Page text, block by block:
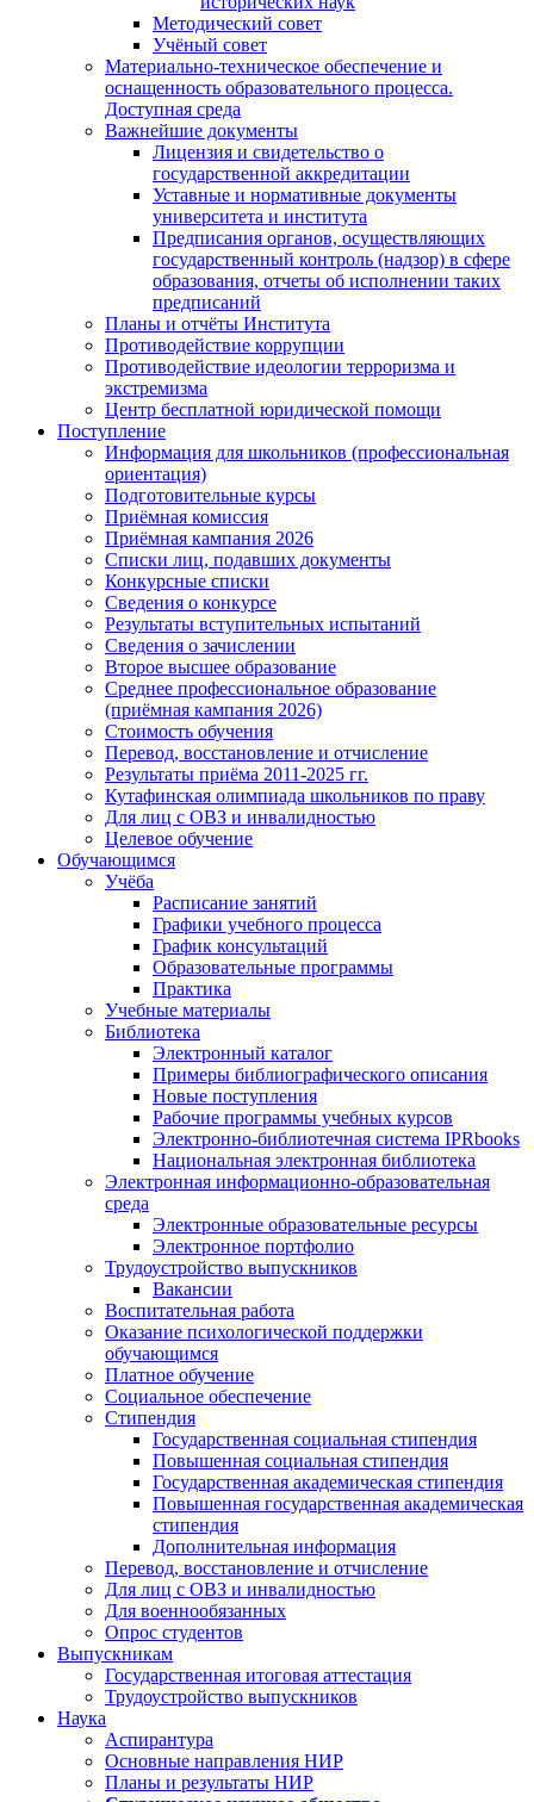
Методический совет
Учёный совет
Материально-техническое обеспечение и
оснащенность образовательного процесса.
Доступная среда
Важнейшие документы
Лицензия и свидетельство о
государственной аккредитации
Уставные и нормативные документы
университета и института
Предписания органов, осуществляющих
государственный контроль (надзор) в сфере
образования, отчеты об исполнении таких
предписаний
Планы и отчёты Института
Противодействие коррупции
Противодействие идеологии терроризма и
экстремизма
Центр бесплатной юридической помощи
Поступление
Информация для школьников (профессиональная
ориентация)
Подготовительные курсы
Приёмная комиссия
Приёмная кампания 2026
Списки лиц, подавших документы
Конкурсные списки
Сведения о конкурсе
Результаты вступительных испытаний
Сведения о зачислении
Второе высшее образование
Среднее профессиональное образование
(приёмная кампания 2026)
Стоимость обучения
Перевод, восстановление и отчисление
Результаты приёма 2011-2025 гг.
Кутафинская олимпиада школьников по праву
Для лиц с ОВЗ и инвалидностью
Целевое обучение
Обучающимся
Учёба
Расписание занятий
Графики учебного процесса
График консультаций
Образовательные программы
Практика
Учебные материалы
Библиотека
Электронный каталог
Примеры библиографического описания
Новые поступления
Рабочие программы учебных курсов
Электронно-библиотечная система IPRbooks
Национальная электронная библиотека
Электронная информационно-образовательная
среда
Электронные образовательные ресурсы
Электронное портфолио
Трудоустройство выпускников
Вакансии
Воспитательная работа
Оказание психологической поддержки
обучающимся
Платное обучение
Социальное обеспечение
Стипендия
Государственная социальная стипендия
Повышенная социальная стипендия
Государственная академическая стипендия
Повышенная государственная академическая
стипендия
Дополнительная информация
Перевод, восстановление и отчисление
Для лиц с ОВЗ и инвалидностью
Для военнообязанных
Опрос студентов
Выпускникам
Государственная итоговая аттестация
Трудоустройство выпускников
Наука
Аспирантура
Основные направления НИР
Планы и результаты НИР